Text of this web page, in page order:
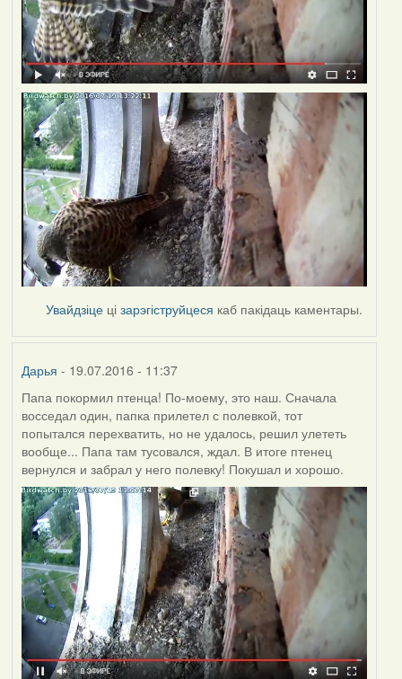
Увайдзіце цізарэгіструйцеся каб пакідаць каментары.
Дарья - 19.07.2016 - 11:37
Папа покормил птенца! По-моему, это наш. Сначала
восседал один, папка прилетел с полевкой, тот
попытался перехватить, но не удалось, решил улететь
вообще... Папа там тусовался, ждал. В итоге птенец
вернулся и забрал у него полевку! Покушал и хорошо.